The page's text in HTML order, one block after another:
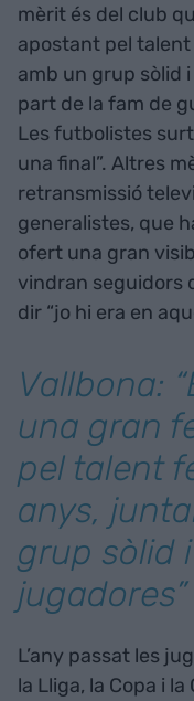
mèrit és del club
apostant pel
amb un grup sòlid
part de la fam de
Les futbolistes
una final”. Altres
retransmissió
generalistes, que
ofert una gran
vindran seguidors
dir “jo hi era en
Vallbona:
una gran
pel talent
anys,
grup sòlid
jugadores”
L’any passat les
la Lliga, la Copa i